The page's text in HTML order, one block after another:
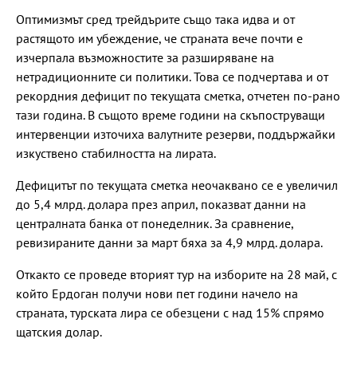
Оптимизмът сред трейдърите също така идва и от
растящото им убеждение, че страната вече почти е
изчерпала възможностите за разширяване на
нетрадиционните си политики. Това се подчертава и от
рекордния дефицит по текущата сметка, отчетен по-рано
тази година. В същото време години на скъпоструващи
интервенции източиха валутните резерви, поддържайки
изкуствено стабилността на лирата.
Дефицитът по текущата сметка неочаквано се е увеличил
до 5,4 млрд. долара през април, показват данни на
централната банка от понеделник. За сравнение,
ревизираните данни за март бяха за 4,9 млрд. долара.
Откакто се проведе вторият тур на изборите на 28 май, с
който Ердоган получи нови пет години начело на
страната, турската лира се обезцени с над 15% спрямо
щатския долар.